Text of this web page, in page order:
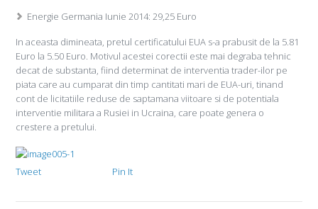
Energie Germania Iunie 2014: 29,25 Euro
In aceasta dimineata, pretul certificatului EUA s-a prabusit de la 5.81
Euro la 5.50 Euro. Motivul acestei corectii este mai degraba tehnic
decat de substanta, fiind determinat de interventia trader-ilor pe
piata care au cumparat din timp cantitati mari de EUA-uri, tinand
cont de licitatiile reduse de saptamana viitoare si de potentiala
interventie militara a Rusiei in Ucraina, care poate genera o
crestere a pretului.
Tweet Pin It